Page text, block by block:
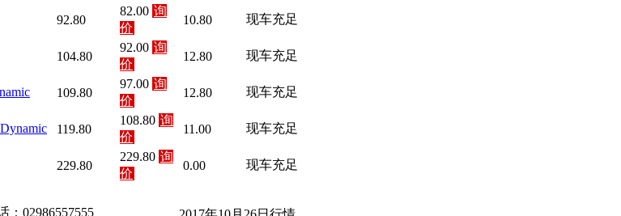
92.80
82.00 询
价
10.80 现车充足
104.80
92.00 询
价
12.80 现车充足
109.80
97.00 询
价
12.80 现车充足
119.80
108.80 询
价
11.00 现车充足
229.80
229.80 询
价
0.00 现车充足
：02986557555